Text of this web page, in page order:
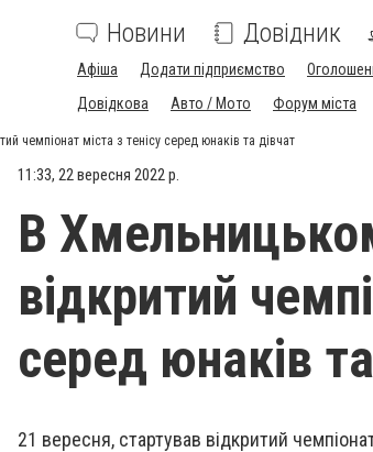
Новини Довідник
Афіша Додати підприємство
Довідкова
Авто / Мото Форум міста
чемпіонат міста з тенісу серед юнаків та дівчат
11:33, 22 вересня 2022 р.
В
відкритий
серед юнаків
21 вересня, стартував відкритий